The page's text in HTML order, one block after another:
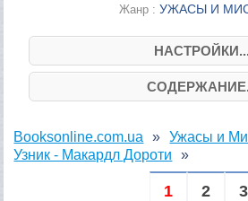
Жанр :УЖАСЫ И
Booksonline.com.ua
Ужасы и
Узник - Макардл Дороти
1 2 3